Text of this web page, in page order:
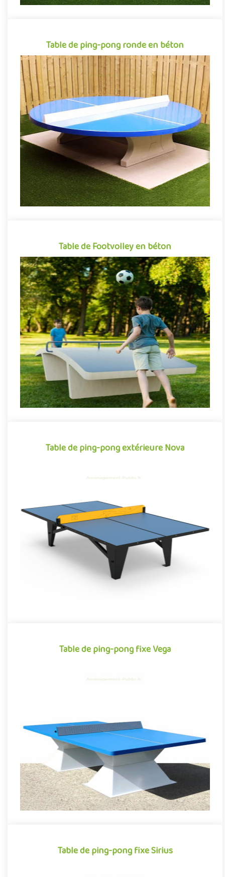
Table de ping-pong ronde en béton
Table de ping-pong ronde en béton
Table de ping-pong outdooor en béton tout aussi originale dans
sa conception circulaire que dans sa manière d'appréhender la ..
Table de Footvolley en béton
Table de Footvolley en béton
La table de footvolley en béton est l'équipement sportif
extérieur idéal pour initier petits et grands à la pratique du
Teqba..
Table de ping-pong extérieure Nova
Table de ping pong extérieure pour aménagements sportifs en
libre accès, Nova se démarque par son design fluide et épuré
tour..
Offre partenaire
Table de ping-pong fixe Vega
expérienc..
Offre partenaire
Table de ping-pong fixe Sirius